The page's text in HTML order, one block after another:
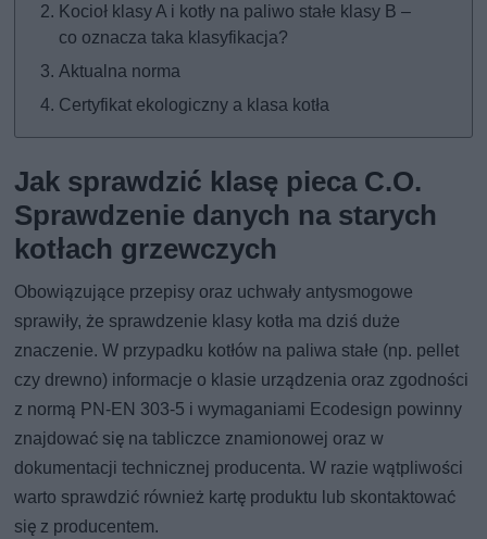
Kocioł klasy A i kotły na paliwo stałe klasy B –
co oznacza taka klasyfikacja?
Aktualna norma
Certyfikat ekologiczny a klasa kotła
Jak sprawdzić klasę pieca C.O.
Sprawdzenie danych na starych
kotłach grzewczych
Obowiązujące przepisy oraz uchwały antysmogowe
sprawiły, że sprawdzenie klasy kotła ma dziś duże
znaczenie. W przypadku kotłów na paliwa stałe (np. pellet
czy drewno) informacje o klasie urządzenia oraz zgodności
z normą PN-EN 303-5 i wymaganiami Ecodesign powinny
znajdować się na tabliczce znamionowej oraz w
dokumentacji technicznej producenta. W razie wątpliwości
warto sprawdzić również kartę produktu lub skontaktować
się z producentem.